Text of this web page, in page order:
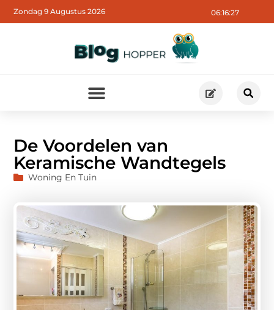
06:16:28
Zondag 9 Augustus 2026
De Voordelen van
Keramische Wandtegels
Woning En Tuin